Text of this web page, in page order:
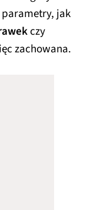
jak
czy
zachowana.